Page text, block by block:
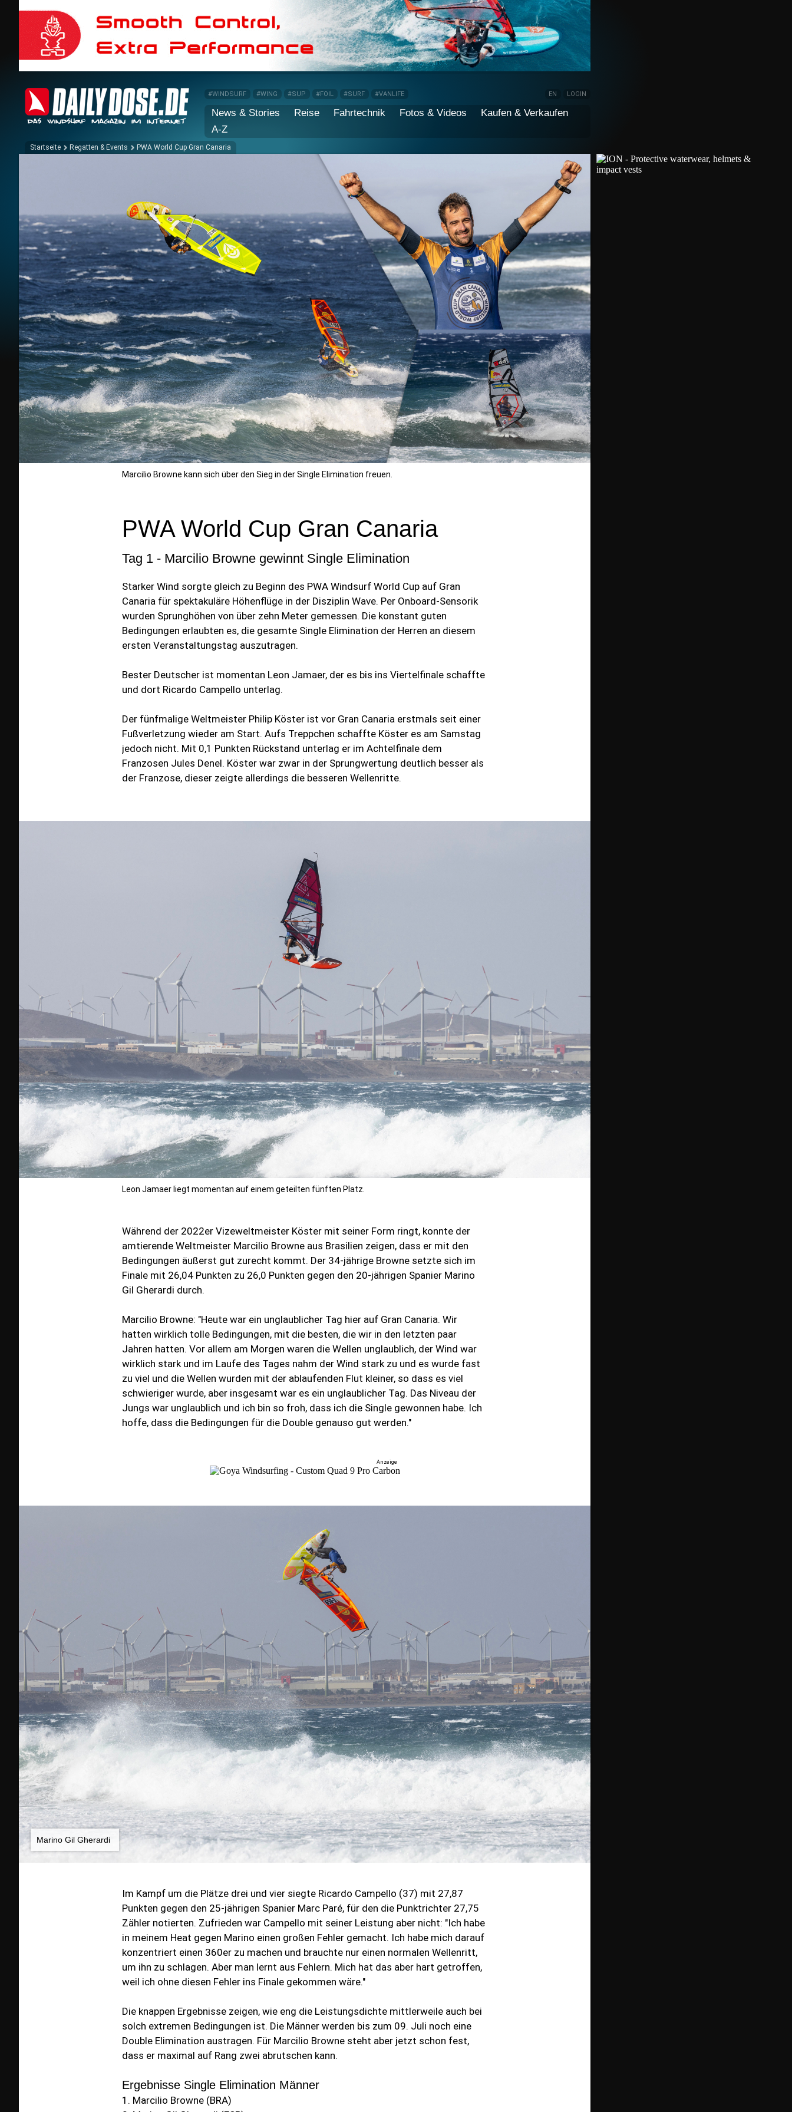
#WINDSURF #WING #SUP #FOIL #SURF #VANLIFE EN LOGIN
News & Stories Reise Fahrtechnik Fotos & Videos
Kaufen & Verkaufen
A-Z
Startseite Regatten & Events PWA World Cup Gran Canaria
Marcilio Browne kann sich über den Sieg in der Single Elimination freuen.
PWA World Cup Gran Canaria
Tag 1 - Marcilio Browne gewinnt Single Elimination
Starker Wind sorgte gleich zu Beginn des PWA Windsurf World Cup auf Gran
Canaria für spektakuläre Höhenflüge in der Disziplin Wave. Per Onboard-Sensorik
wurden Sprunghöhen von über zehn Meter gemessen. Die konstant guten
Bedingungen erlaubten es, die gesamte Single Elimination der Herren an diesem
ersten Veranstaltungstag auszutragen.
Bester Deutscher ist momentan Leon Jamaer, der es bis ins Viertelfinale schaffte
und dort Ricardo Campello unterlag.
Der fünfmalige Weltmeister Philip Köster ist vor Gran Canaria erstmals seit einer
Fußverletzung wieder am Start. Aufs Treppchen schaffte Köster es am Samstag
jedoch nicht. Mit 0,1 Punkten Rückstand unterlag er im Achtelfinale dem
Franzosen Jules Denel. Köster war zwar in der Sprungwertung deutlich besser als
der Franzose, dieser zeigte allerdings die besseren Wellenritte.
Leon Jamaer liegt momentan auf einem geteilten fünften Platz.
Während der 2022er Vizeweltmeister Köster mit seiner Form ringt, konnte der
amtierende Weltmeister Marcilio Browne aus Brasilien zeigen, dass er mit den
Bedingungen äußerst gut zurecht kommt. Der 34-jährige Browne setzte sich im
Finale mit 26,04 Punkten zu 26,0 Punkten gegen den 20-jährigen Spanier Marino
Gil Gherardi durch.
Marcilio Browne: "Heute war ein unglaublicher Tag hier auf Gran Canaria. Wir
hatten wirklich tolle Bedingungen, mit die besten, die wir in den letzten paar
Jahren hatten. Vor allem am Morgen waren die Wellen unglaublich, der Wind war
wirklich stark und im Laufe des Tages nahm der Wind stark zu und es wurde fast
zu viel und die Wellen wurden mit der ablaufenden Flut kleiner, so dass es viel
schwieriger wurde, aber insgesamt war es ein unglaublicher Tag. Das Niveau der
Jungs war unglaublich und ich bin so froh, dass ich die Single gewonnen habe. Ich
hoffe, dass die Bedingungen für die Double genauso gut werden."
Marino Gil Gherardi
Im Kampf um die Plätze drei und vier siegte Ricardo Campello (37) mit 27,87
Punkten gegen den 25-jährigen Spanier Marc Paré, für den die Punktrichter 27,75
Zähler notierten. Zufrieden war Campello mit seiner Leistung aber nicht: "Ich habe
in meinem Heat gegen Marino einen großen Fehler gemacht. Ich habe mich darauf
konzentriert einen 360er zu machen und brauchte nur einen normalen Wellenritt,
um ihn zu schlagen. Aber man lernt aus Fehlern. Mich hat das aber hart getroffen,
weil ich ohne diesen Fehler ins Finale gekommen wäre."
Die knappen Ergebnisse zeigen, wie eng die Leistungsdichte mittlerweile auch bei
solch extremen Bedingungen ist. Die Männer werden bis zum 09. Juli noch eine
Double Elimination austragen. Für Marcilio Browne steht aber jetzt schon fest,
dass er maximal auf Rang zwei abrutschen kann.
Ergebnisse Single Elimination Männer
1. Marcilio Browne (BRA)